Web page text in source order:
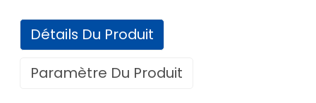
Détails Du Produit
Paramètre Du Produit